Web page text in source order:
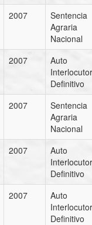
2007
Sentencia
Agraria
Nacional
2007
Auto
Definitivo
2007
Sentencia
Agraria
Nacional
2007
Auto
Definitivo
2007
Auto
Definitivo